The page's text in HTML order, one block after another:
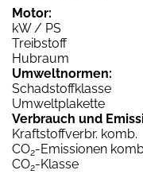
Motor:
kW / PS
Treibstoff
Hubraum
Umweltnormen:
Schadstoffklasse
Umweltplakette
Verbrauch und
Kraftstoffverbr. komb.
CO2-Emissionen
CO2-Klasse